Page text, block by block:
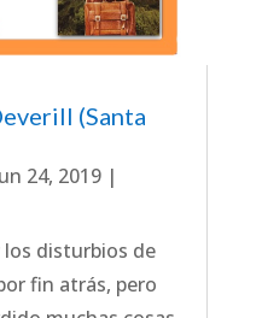
(Santa
24, 2019|
disturbios de
fin atrás, pero